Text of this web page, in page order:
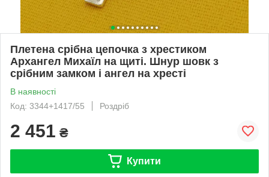
Плетена срібна цепочка з хрестиком
Архангел Михаїл на щиті. Шнур шовк з
срібним замком і ангел на хресті
В наявності
Код: 3344+1417/55
Роздріб
2 451 ₴
Купити